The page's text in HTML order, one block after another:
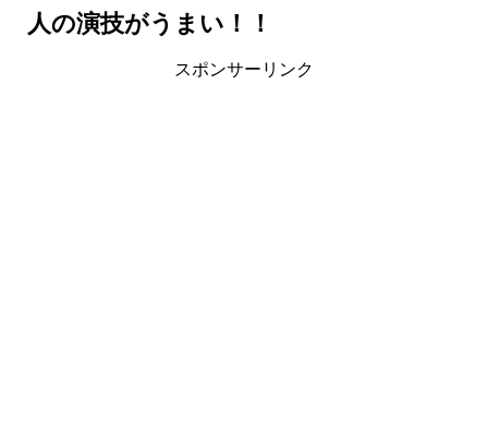
人の演技がうまい！！
スポンサーリンク